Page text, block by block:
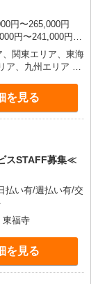
円〜265,000円
円〜241,000円
※地域手当含む ※交
を参照 ◎キャ
値） 一般職（平均
（平均勤続年数10
す！）500万円
）650万円 エリア
関東エリア、東海
ア、九州エリア ※
迎！会社都合によ
を見る
スSTAFF募集≪
払い有/週払い有/交
東福寺
を見る